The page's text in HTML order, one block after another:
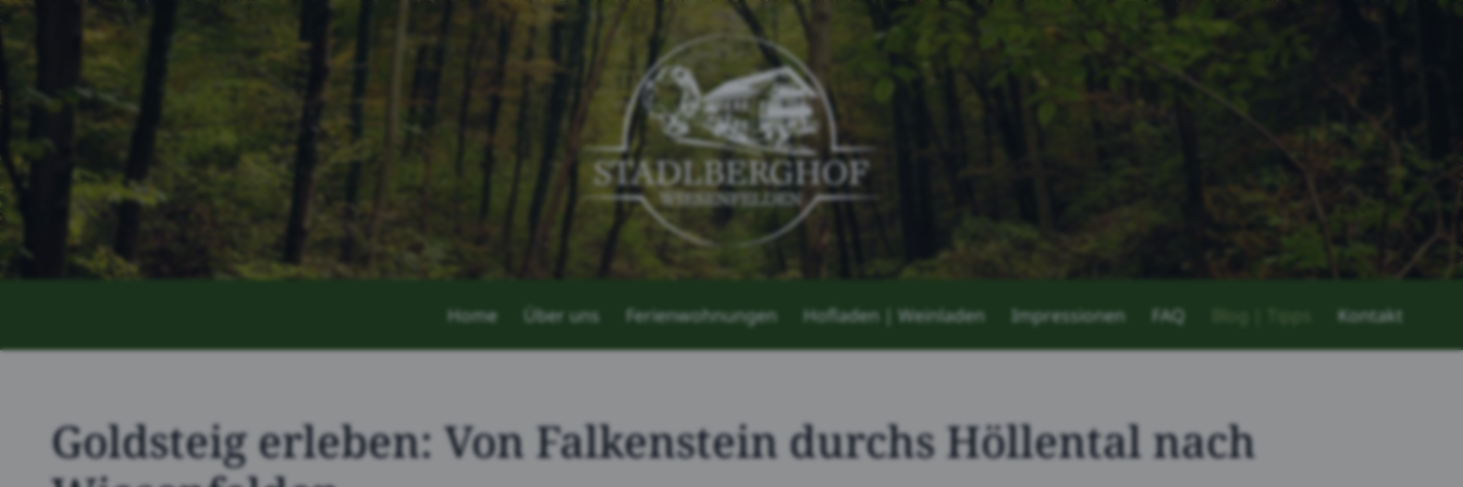
Home Über uns Ferienwohnungen Hofladen | Weinladen Impressionen FAQ Kontakt
Goldsteig erleben: Von Falkenstein durchs Höllental nach